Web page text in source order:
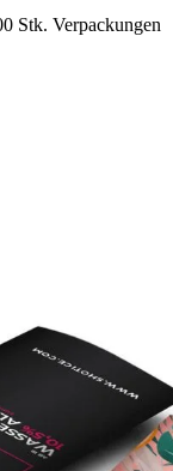
Stk. Verpackungen